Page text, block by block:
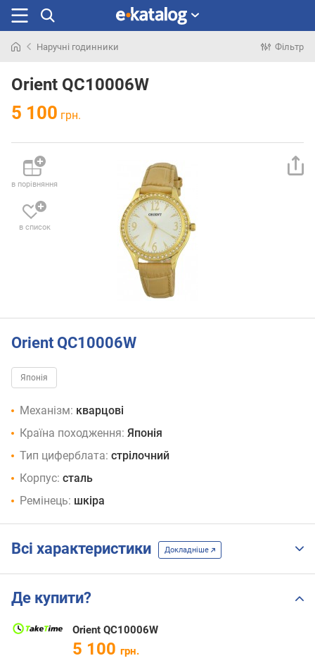
раніше
Наручні годинники Фільтр
Orient QC10006W
5 100 грн.
в порівняння
в список
Orient QC10006W
Японія
Механізм: кварцові
Країна походження: Японія
Тип циферблата: стрілочний
Корпус: сталь
Ремінець: шкіра
Всі характеристики Докладніше
Де купити?
Orient QC10006W
5 100 грн.